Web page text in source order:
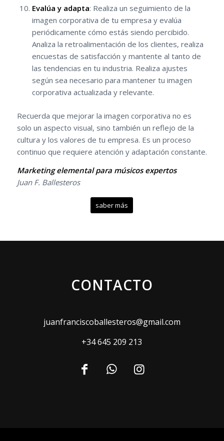
Evalúa y adapta: Realiza un seguimiento de la
imagen corporativa de tu empresa y evalúa
periódicamente cómo estás siendo percibido.
Analiza la retroalimentación de los clientes, realiza
encuestas de satisfacción y mantente al tanto de
las tendencias en tu industria. Realiza ajustes
según sea necesario para mantener tu imagen
corporativa actualizada y relevante.
Recuerda que mejorar la imagen corporativa no es
solo un aspecto visual, sino también un reflejo de la
cultura y los valores de tu empresa. Es un proceso
continuo que requiere atención y adaptación constante.
Marketing elemental para músicos expertos
Juan F. Ballesteros
saber más
CONTACTO
juanfranciscoballesteros@gmail.com
+34 645 209 213